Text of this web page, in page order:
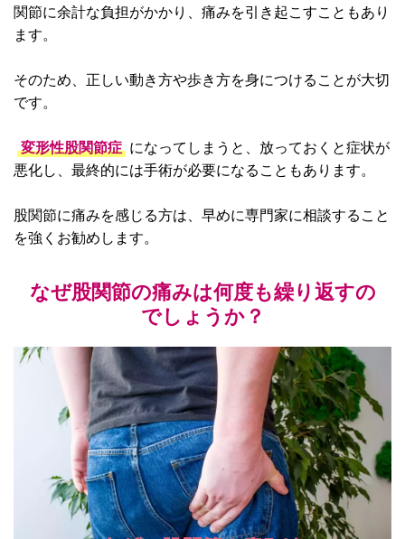
関節に余計な負担がかかり、痛みを引き起こすこともあり
ます。
そのため、正しい動き方や歩き方を身につけることが大切
です。
変形性股関節症 になってしまうと、放っておくと症状が
悪化し、最終的には手術が必要になることもあります。
股関節に痛みを感じる方は、早めに専門家に相談すること
を強くお勧めします。
なぜ股関節の痛みは何度も繰り返すの
でしょうか？